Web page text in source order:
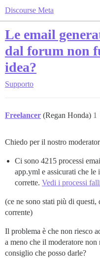
Discourse Meta
Le email
dal forum non
idea?
Supporto
Freelancer (Regan Honda) 1
Chiedo per il nostro
Ci sono 4215 processi
app.yml e assicurati che le
corrette. Vedi i processi
(ce ne sono stati più di
corrente)
Il problema è che non riesco
a meno che il moderatore non
consiglio che posso darle?